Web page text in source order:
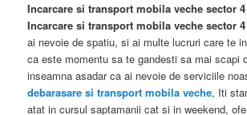
Incarcare si transport mobila veche sector
Incarcare si transport mobila veche sector
ai nevoie de spatiu, si ai multe lucruri care te
ca este momentu sa te gandesti sa mai scapi
inseamna asadar ca ai nevoie de serviciile
debarasare si transport mobila veche, Iti
atat in cursul saptamanii cat si in weekend,